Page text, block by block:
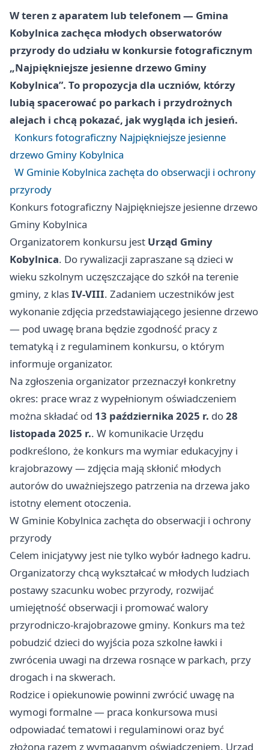
W teren z aparatem lub telefonem — Gmina
Kobylnica zachęca młodych obserwatorów
przyrody do udziału w konkursie fotograficznym
„Najpiękniejsze jesienne drzewo Gminy
Kobylnica”. To propozycja dla uczniów, którzy
lubią spacerować po parkach i przydrożnych
alejach i chcą pokazać, jak wygląda ich jesień.
Konkurs fotograficzny Najpiękniejsze jesienne
drzewo Gminy Kobylnica
W Gminie Kobylnica zachęta do obserwacji i ochrony
przyrody
Konkurs fotograficzny Najpiękniejsze jesienne drzewo
Gminy Kobylnica
Organizatorem konkursu jest Urząd Gminy
Kobylnica. Do rywalizacji zapraszane są dzieci w
wieku szkolnym uczęszczające do szkół na terenie
gminy, z klasIV-VIII. Zadaniem uczestników jest
wykonanie zdjęcia przedstawiającego jesienne drzewo
— pod uwagę brana będzie zgodność pracy z
tematyką i z regulaminem konkursu, o którym
informuje organizator.
Na zgłoszenia organizator przeznaczył konkretny
okres: prace wraz z wypełnionym oświadczeniem
można składać od 13 października 2025 r. do28
listopada 2025 r.. W komunikacie Urzędu
podkreślono, że konkurs ma wymiar edukacyjny i
krajobrazowy — zdjęcia mają skłonić młodych
autorów do uważniejszego patrzenia na drzewa jako
istotny element otoczenia.
W Gminie Kobylnica zachęta do obserwacji i ochrony
przyrody
Celem inicjatywy jest nie tylko wybór ładnego kadru.
Organizatorzy chcą wykształcać w młodych ludziach
postawy szacunku wobec przyrody, rozwijać
umiejętność obserwacji i promować walory
przyrodniczo-krajobrazowe gminy. Konkurs ma też
pobudzić dzieci do wyjścia poza szkolne ławki i
zwrócenia uwagi na drzewa rosnące w parkach, przy
drogach i na skwerach.
Rodzice i opiekunowie powinni zwrócić uwagę na
wymogi formalne — praca konkursowa musi
odpowiadać tematowi i regulaminowi oraz być
złożona razem z wymaganym oświadczeniem. Urząd